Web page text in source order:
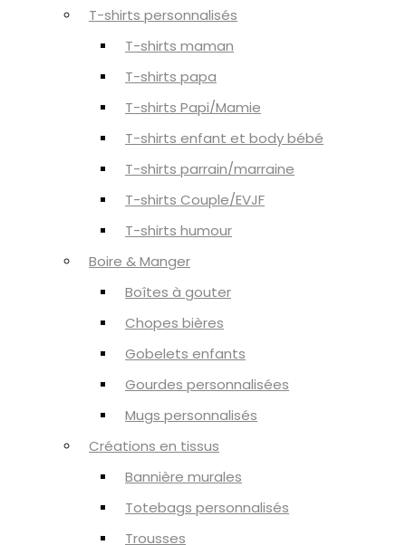
T-shirts personnalisés
T-shirts maman
T-shirts papa
T-shirts Papi/Mamie
T-shirts enfant et body bébé
T-shirts parrain/marraine
T-shirts Couple/EVJF
T-shirts humour
Boire & Manger
Boîtes à gouter
Chopes bières
Gobelets enfants
Gourdes personnalisées
Mugs personnalisés
Créations en tissus
Bannière murales
Totebags personnalisés
Trousses